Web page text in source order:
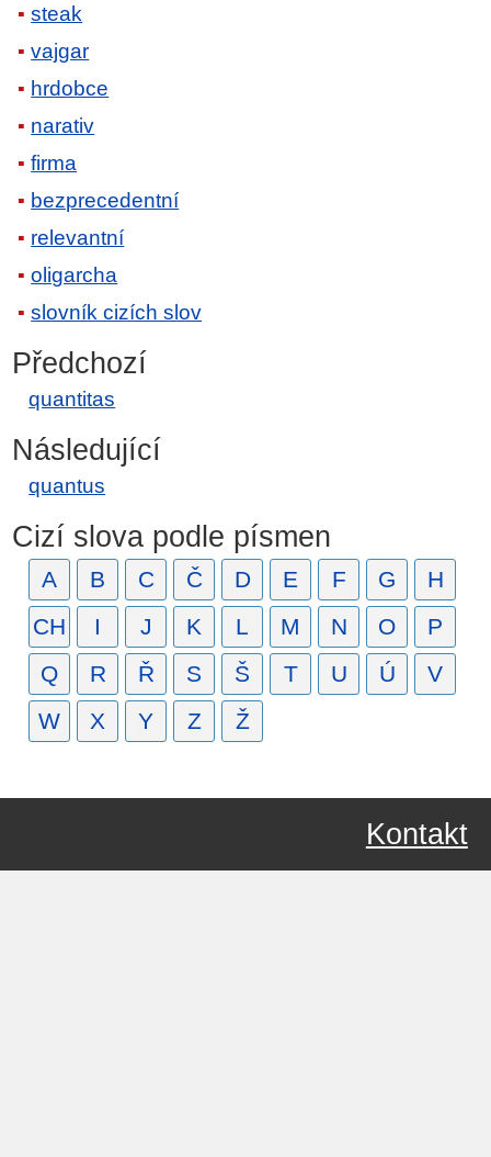
steak
vajgar
hrdobce
narativ
firma
bezprecedentní
relevantní
oligarcha
slovník cizích slov
Předchozí
quantitas
Následující
quantus
Cizí slova podle písmen
A B C Č D E F G
H
CH
I J K L M N O
P
Q
R Ř S Š T U Ú
V
W
X Y Z Ž
Kontakt